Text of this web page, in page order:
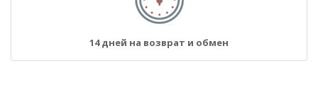
14 дней на возврат и обмен